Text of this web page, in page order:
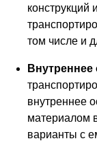
том числе и
внутреннее
материалом
варианты с